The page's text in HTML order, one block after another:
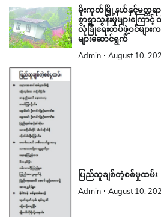
မိုးကုတ်မြို့နယ်နှင့်မတ္တ
စွာရွာသွန်းမှုများကြော
လုံခြုံရေးတပ်ဖွဲ့ဝင်မျ
များဆောင်ရွက်
Admin August 10,
ပြည်သူချစ်တဲ့စစ်မှုထမ်း
Admin August 10,